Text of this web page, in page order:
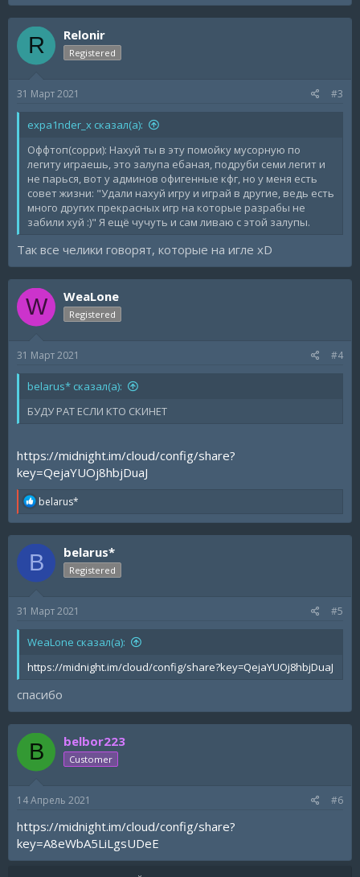
R Relonir
Registered
31 Март 2021 #3
expa1nder_x сказал(а):
Оффтоп(сорри): Нахуй ты в эту помойку мусорную по
легиту играешь, это залупа ебаная, подруби семи легит и
не парься, вот у админов офигенные кфг, но у меня есть
совет жизни: "Удали нахуй игру и играй в другие, ведь есть
много других прекрасных игр на которые разрабы не
забили хуй :)" Я ещё чучуть и сам ливаю с этой залупы.
Так все челики говорят, которые на игле xD
W WeaLone
Registered
31 Март 2021 #4
belarus* сказал(а):
БУДУ РАТ ЕСЛИ КТО СКИНЕТ
https://midnight.im/cloud/config/share?
key=QejaYUOj8hbjDuaJ
R
a
c
t
i
o
:
belarus*
B belarus*
Registered
31 Март 2021 #5
WeaLone сказал(а):
https://midnight.im/cloud/config/share?key=QejaYUOj8hbjDuaJ
спасибо
B belbor223
Customer
14 Апрель 2021 #6
https://midnight.im/cloud/config/share?
key=A8eWbA5LiLgsUDeE